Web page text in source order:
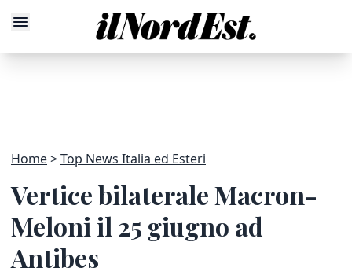
Home Top News Italia ed Esteri
Vertice bilaterale Macron-
Meloni il 25 giugno ad
Antibes